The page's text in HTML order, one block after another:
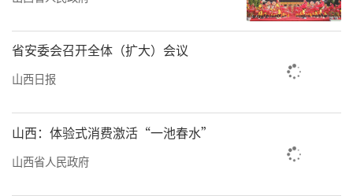
省安委会召开全体（扩大）会议
山西日报
山西：体验式消费激活“一池春水”
山西省人民政府